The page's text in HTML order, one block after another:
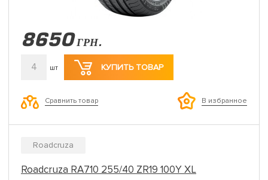
8650 ГРН.
4 шт КУПИТЬ ТОВАР
Сравнить товар В избранное
Roadcruza
Roadcruza RA710 255/40 ZR19 100Y XL